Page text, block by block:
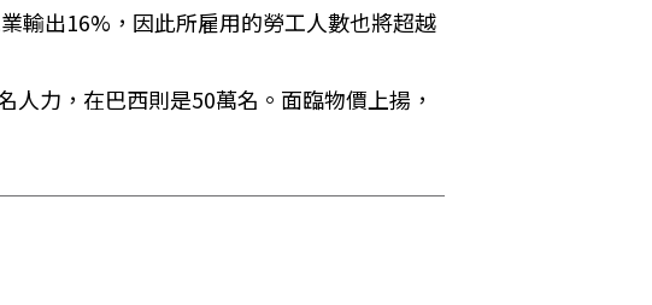
輸出16%，因此所雇用的勞工人數也將超越
力，在巴西則是50萬名。面臨物價上揚，